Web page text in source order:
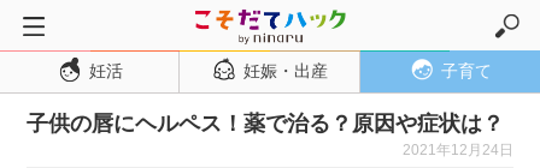
トップページ
妊活
妊活 妊娠・出産 子育て
子供の唇にヘルペス！薬で治る？原因や症状は？
2021年12月24日